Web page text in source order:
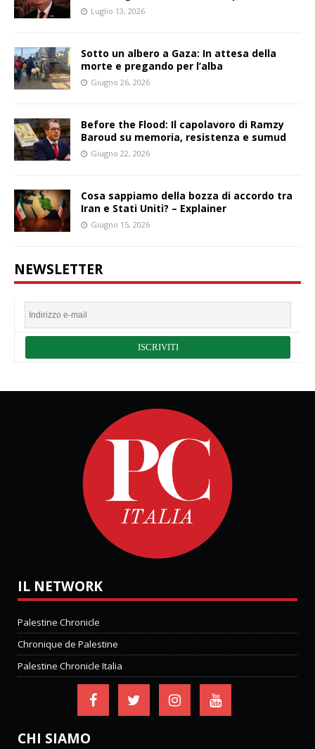
Luglio 13, 2026
Sotto un albero a Gaza: In attesa della
morte e pregando per l’alba
Giugno 26, 2026
Before the Flood: Il capolavoro di Ramzy
Baroud su memoria, resistenza e sumud
Giugno 22, 2026
Cosa sappiamo della bozza di accordo tra
Iran e Stati Uniti? – Explainer
Giugno 15, 2026
NEWSLETTER
IL NETWORK
Palestine Chronicle
Chronique de Palestine
Palestine Chronicle Italia
CHI SIAMO